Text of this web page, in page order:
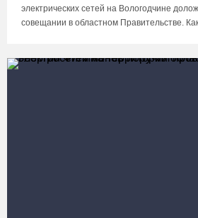
электрических сетей на Вологодчине
совещании в областном Правительстве.